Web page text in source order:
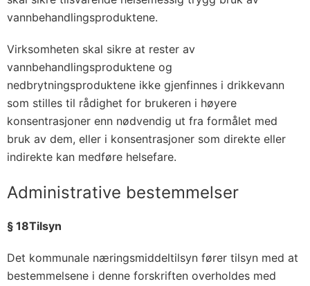
vannbehandlingsproduktene.
Virksomheten skal sikre at rester av
vannbehandlingsproduktene og
nedbrytningsproduktene ikke gjenfinnes i drikkevann
som stilles til rådighet for brukeren i høyere
konsentrasjoner enn nødvendig ut fra formålet med
bruk av dem, eller i konsentrasjoner som direkte eller
indirekte kan medføre helsefare.
Administrative bestemmelser
§ 18Tilsyn
Det kommunale næringsmiddeltilsyn fører tilsyn med at
bestemmelsene i denne forskriften overholdes med